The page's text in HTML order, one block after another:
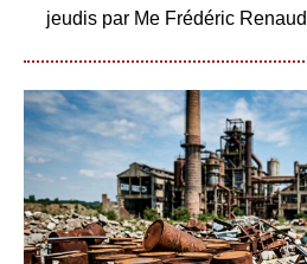
jeudis par Me Frédéric